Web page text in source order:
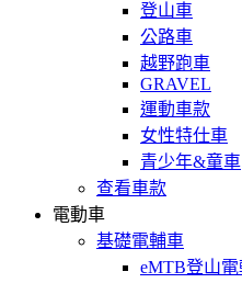
登山車
公路車
越野跑車
GRAVEL
運動車款
女性特仕車
青少年&童車
查看車款
電動車
基礎電輔車
eMTB登山